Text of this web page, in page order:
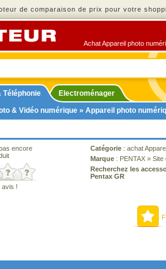
de comparaison de prix pour votre
Achat Appareil photo
Téléphonie
Electroménager
& Vidéo numérique » Appareil photo
encore
avis !
Catégorie : achat
Marque : PENTAX » Site
Recherchez les
Pentax GR